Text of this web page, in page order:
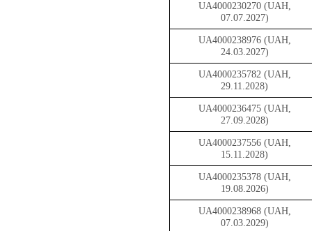
UA4000230270 (UAH,
07.07.2027)
UA4000238976 (UAH,
24.03.2027)
UA4000235782 (UAH,
29.11.2028)
UA4000236475 (UAH,
27.09.2028)
UA4000237556 (UAH,
15.11.2028)
UA4000235378 (UAH,
19.08.2026)
UA4000238968 (UAH,
07.03.2029)